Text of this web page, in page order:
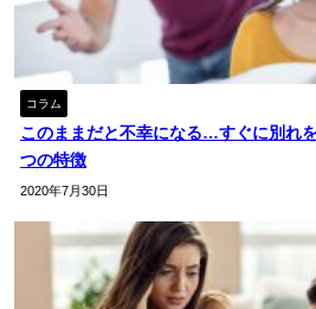
コラム
このままだと不幸になる…すぐに別れ
つの特徴
2020年7月30日